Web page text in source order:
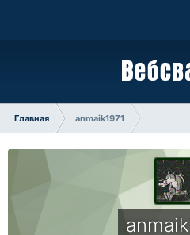
Главная anmaik1971